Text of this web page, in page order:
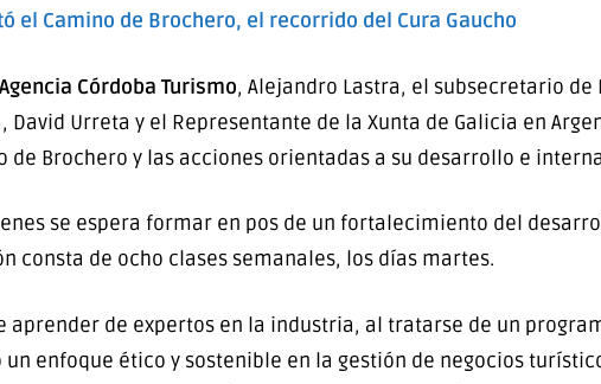
el Camino de Brochero, el recorrido del Cura Gaucho
Córdoba Turismo, Alejandro Lastra, el subsecretario
Urreta y el Representante de la Xunta de Galicia en
Brochero y las acciones orientadas a su desarrollo e
se espera formar en pos de un fortalecimiento del
consta de ocho clases semanales, los días martes.
de expertos en la industria, al tratarse de un
enfoque ético y sostenible en la gestión de negocios